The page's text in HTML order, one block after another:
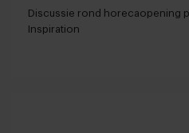
Discussie rond horecaopening
Inspiration